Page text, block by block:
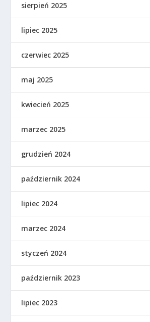
sierpień 2025
lipiec 2025
czerwiec 2025
maj 2025
kwiecień 2025
marzec 2025
grudzień 2024
październik 2024
lipiec 2024
marzec 2024
styczeń 2024
październik 2023
lipiec 2023